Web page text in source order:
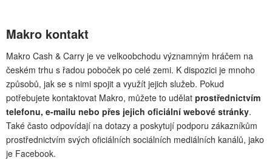
Makro kontakt
Makro Cash & Carry je ve velkoobchodu významným hráčem na
českém trhu s řadou poboček po celé zemi. K dispozici je mnoho
způsobů, jak se s nimi spojit a využít jejich služeb. Pokud
potřebujete kontaktovat Makro, můžete to udělat prostřednictvím
telefonu, e-mailu nebo přes jejich oficiální webové stránky.
Také často odpovídají na dotazy a poskytují podporu zákazníkům
prostřednictvím svých oficiálních sociálních mediálních kanálů, jako
je Facebook.